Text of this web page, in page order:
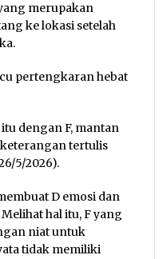
merupakan
ke lokasi setelah
pertengkaran hebat
dengan F, mantan
keterangan tertulis
5/2026).
D emosi dan
hal itu, F yang
niat untuk
tidak memiliki